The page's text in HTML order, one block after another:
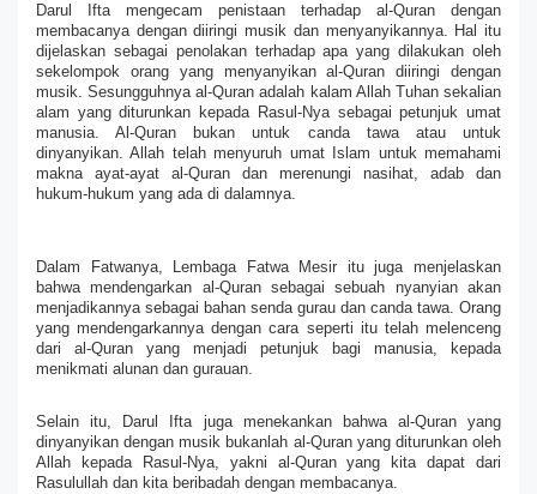
Darul Ifta mengecam penistaan terhadap al-Quran dengan
membacanya dengan diiringi musik dan menyanyikannya. Hal itu
dijelaskan sebagai penolakan terhadap apa yang dilakukan oleh
sekelompok orang yang menyanyikan al-Quran diiringi dengan
musik. Sesungguhnya al-Quran adalah kalam Allah Tuhan sekalian
alam yang diturunkan kepada Rasul-Nya sebagai petunjuk umat
manusia. Al-Quran bukan untuk canda tawa atau untuk
dinyanyikan. Allah telah menyuruh umat Islam untuk memahami
makna ayat-ayat al-Quran dan merenungi nasihat, adab dan
hukum-hukum yang ada di dalamnya.
Dalam Fatwanya, Lembaga Fatwa Mesir itu juga menjelaskan
bahwa mendengarkan al-Quran sebagai sebuah nyanyian akan
menjadikannya sebagai bahan senda gurau dan canda tawa. Orang
yang mendengarkannya dengan cara seperti itu telah melenceng
dari al-Quran yang menjadi petunjuk bagi manusia, kepada
menikmati alunan dan gurauan.
Selain itu, Darul Ifta juga menekankan bahwa al-Quran yang
dinyanyikan dengan musik bukanlah al-Quran yang diturunkan oleh
Allah kepada Rasul-Nya, yakni al-Quran yang kita dapat dari
Rasulullah dan kita beribadah dengan membacanya.